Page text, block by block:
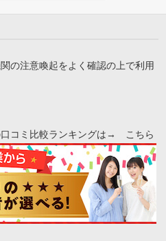
の注意喚起をよく確認の上で利用
口コミ比較ランキングは→
こちら